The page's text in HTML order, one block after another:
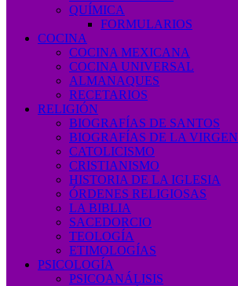
QUÍMICA
FORMULARIOS
COCINA
COCINA MEXICANA
COCINA UNIVERSAL
ALMANAQUES
RECETARIOS
RELIGIÓN
BIOGRAFÍAS DE SANTOS
BIOGRAFÍAS DE LA VIRGEN
CATOLICISMO
CRISTIANISMO
HISTORIA DE LA IGLESIA
ÓRDENES RELIGIOSAS
LA BIBLIA
SACEDORCIO
TEOLOGÍA
ETIMOLOGÍAS
PSICOLOGÍA
PSICOANÁLISIS